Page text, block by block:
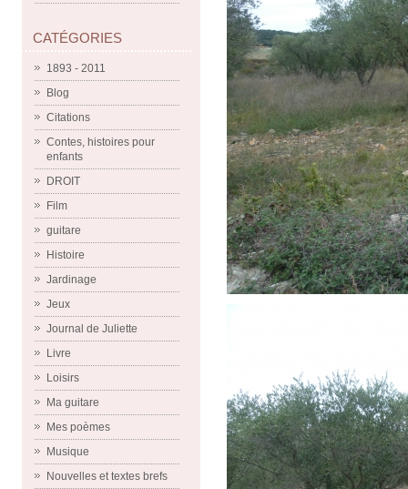
CATÉGORIES
1893 - 2011
Blog
Citations
Contes, histoires pour
enfants
DROIT
Film
guitare
Histoire
Jardinage
Jeux
Journal de Juliette
Livre
Loisirs
Ma guitare
Mes poèmes
Musique
Nouvelles et textes brefs